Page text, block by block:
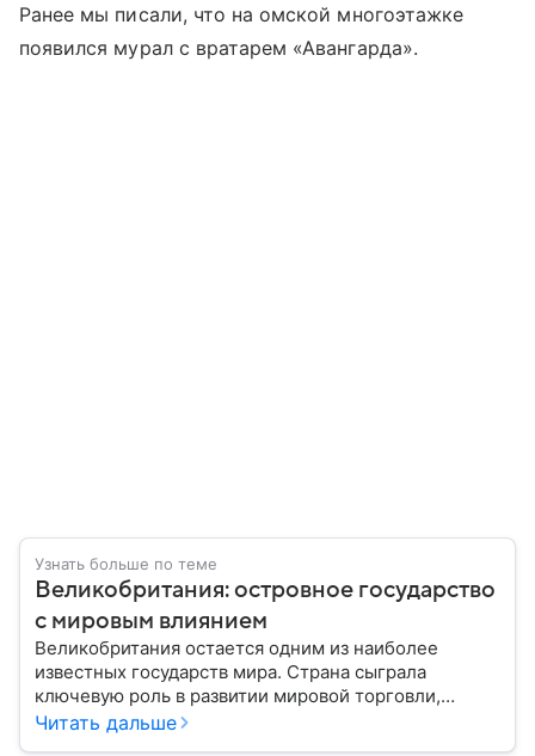
Ранее мы писали, что на омской многоэтажке
появился мурал с вратарем «Авангарда».
Узнать больше по теме
Великобритания: островное государство
с мировым влиянием
Великобритания остается одним из наиболее
известных государств мира. Страна сыграла
ключевую роль в развитии мировой торговли,
промышленности, науки и международных
Читать дальше